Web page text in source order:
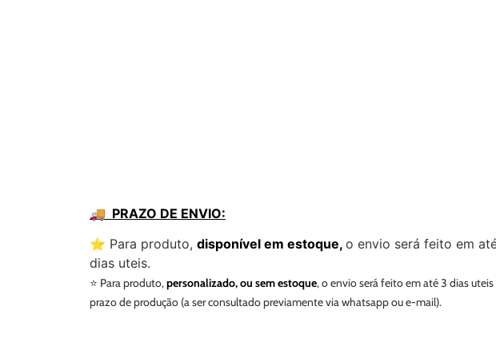
🚚 PRAZO DE ENVIO:
⭐️ Para produto, disponível em estoque, o envio será feito em
dias uteis.
⭐️ Para produto,personalizado, ou sem estoque, o envio será feito em até 3 dias
prazo de produção (a ser consultado previamente via whatsapp ou e-mail).